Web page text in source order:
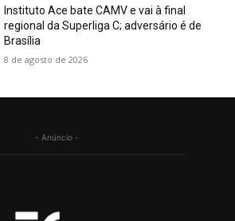
Instituto Ace bate CAMV e vai à final
regional da Superliga C; adversário é de
Brasília
8 de agosto de 2026
- Anúncio -